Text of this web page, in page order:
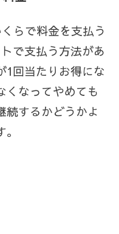
らで料金を支払う
で支払う方法があ
1回当たりお得にな
くなってやめても
続するかどうかよ